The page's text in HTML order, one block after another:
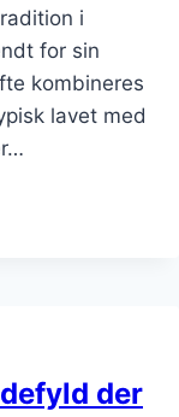
i
for sin
kombineres
lavet med
der